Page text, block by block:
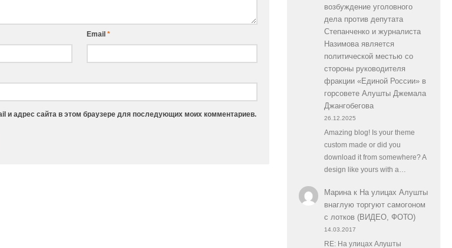
Email*
и адрес сайта в этом браузере для последующих моих комментариев.
возбуждение уголовного
дела против депутата
Степанченко и журналиста
Назимова является
политической местью со
стороны руководителя
фракции «Единой России» в
горсовете Алушты Джемала
Джангобегова
26.12.2025
Amazing blog! Is your theme
custom made or did you
download it from somewhere? A
design like yours with a…
Маринак На улицах Алушты
внаглую торгуют самогоном
с лотков (ВИДЕО, ФОТО)
14.03.2017
RE: На улицах Алушты